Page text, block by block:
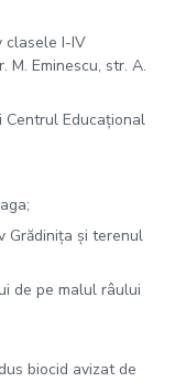
clasele I-IV
M. Eminescu, str. A.
Centrul Educațional
Grădinița și terenul
de pe malul râului
biocid avizat de